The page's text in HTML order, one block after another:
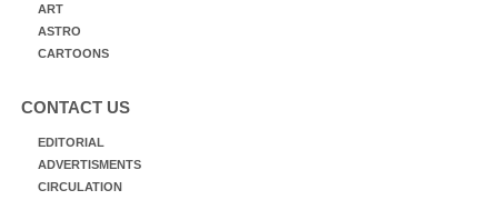
ART
ASTRO
CARTOONS
CONTACT US
EDITORIAL
ADVERTISMENTS
CIRCULATION